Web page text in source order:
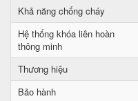
Khả năng chống cháy
Hệ thống khóa liên hoàn
thông minh
Thương hiệu
Bảo hành